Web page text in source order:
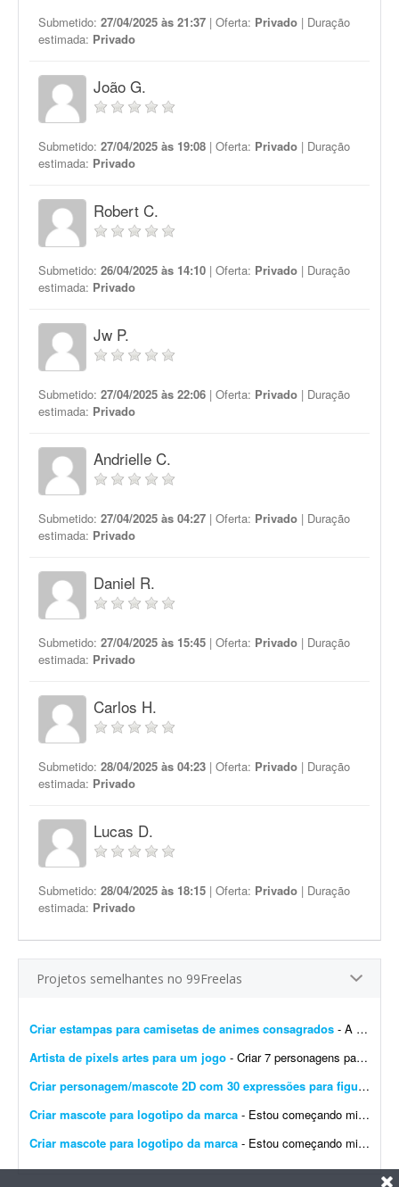
Submetido: 27/04/2025 às 21:37 | Oferta: Privado | Duração
estimada: Privado
João G.
Submetido: 27/04/2025 às 19:08 | Oferta: Privado | Duração
estimada: Privado
Robert C.
Submetido: 26/04/2025 às 14:10 | Oferta: Privado | Duração
estimada: Privado
Jw P.
Submetido: 27/04/2025 às 22:06 | Oferta: Privado | Duração
estimada: Privado
Andrielle C.
Submetido: 27/04/2025 às 04:27 | Oferta: Privado | Duração
estimada: Privado
Daniel R.
Submetido: 27/04/2025 às 15:45 | Oferta: Privado | Duração
estimada: Privado
Carlos H.
Submetido: 28/04/2025 às 04:23 | Oferta: Privado | Duração
estimada: Privado
Lucas D.
Submetido: 28/04/2025 às 18:15 | Oferta: Privado | Duração
estimada: Privado
Projetos semelhantes no 99Freelas
Criar estampas para camisetas de animes consagrados - A ideia é criar oito artes para camisetas oversized para quatro animes consagrados diferentes. São quatro ilustrações maiores para as costas e quatro menores para o lado...
Artista de pixels artes para um jogo - Criar 7 personagens para um jogo, em pixel art e assets para os 7 personagens (estilo caixa de dialogo como do stardew Valley)
Criar personagem/mascote 2D com 30 expressões para figurinhas de vídeo
Criar mascote para logotipo da marca - Estou começando minha marca, por isso tenho orçamento limitado. Quero encontrar a opção com melhor custo-benefício para este momento. Presto bastante atenç...
Criar mascote para logotipo da marca - Estou começando minha marca, por isso conto com orçamento limitado. Quero encontrar o melhor custo-benefício para esse momento. Presto bastante atenção aos detalh...